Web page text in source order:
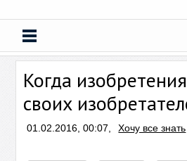
Когда
своих
01.02.2016, 00:07, Хочу все знать